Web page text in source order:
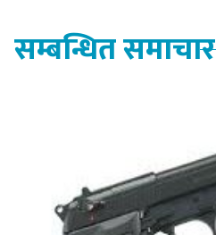
सम्बन्धित समाचार